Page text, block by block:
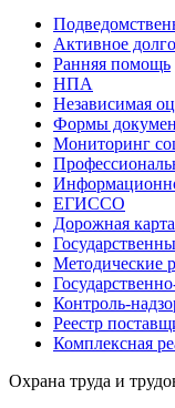
Активное
Ранняя помощь
НПА
Независимая
Формы
Мониторинг
Информационно
ЕГИССО
Дорожная карта
Методические
Контроль-
Реестр
Комплексная
Охрана труда и